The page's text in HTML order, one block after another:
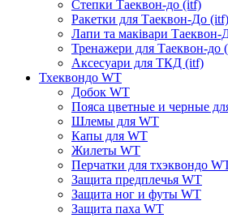
Степки Таеквон-до (itf)
Ракетки для Таеквон-До (itf)
Лапи та маківари Таеквон-
Тренажери для Таеквон-до
Аксесуари для ТКД (itf)
Тхеквондо WT
Добок WT
Пояса цветные и черные
Шлемы для WT
Капы для WT
Жилеты WT
Перчатки для тхэквондо
Защита предплечья WT
Защита ног и футы WT
Защита паха WT